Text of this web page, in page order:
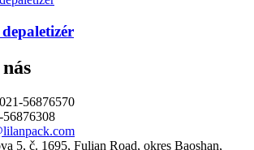
56876570
5, č. 1695, Fulian Road, okres Baoshan,